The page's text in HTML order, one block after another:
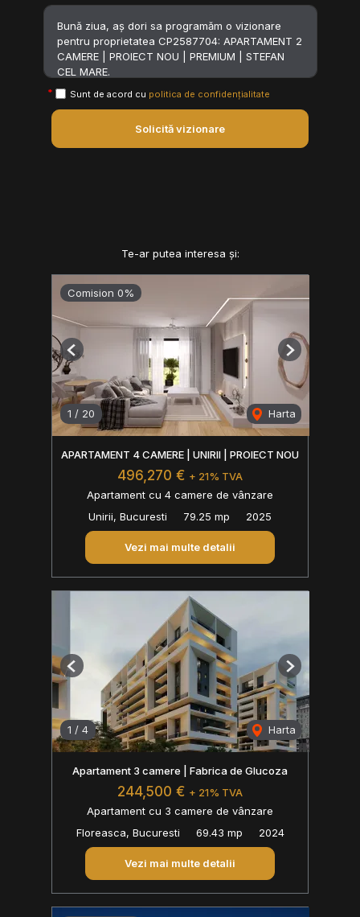
Sunt de acord cu politica de confidențialitate
Solicită vizionare
Te-ar putea interesa și:
Comision 0%
1 / 20 Harta
Previous Next
APARTAMENT 4 CAMERE | UNIRII | PROIECT NOU
496,270 € + 21% TVA
Apartament cu 4 camere de vânzare
Unirii, Bucuresti
79.25 mp 2025
Vezi mai multe detalii
1 / 4 Harta
Previous Next
Apartament 3 camere | Fabrica de Glucoza
244,500 € + 21% TVA
Apartament cu 3 camere de vânzare
Floreasca, Bucuresti
69.43 mp 2024
Vezi mai multe detalii